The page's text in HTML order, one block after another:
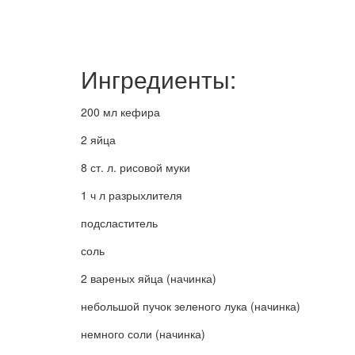
Ингредиенты:
200 мл кефира
2 яйца
8 ст. л. рисовой муки
1 ч л разрыхлителя
подсластитель
соль
2 вареных яйца (начинка)
небольшой пучок зеленого лука (начинка)
немного соли (начинка)